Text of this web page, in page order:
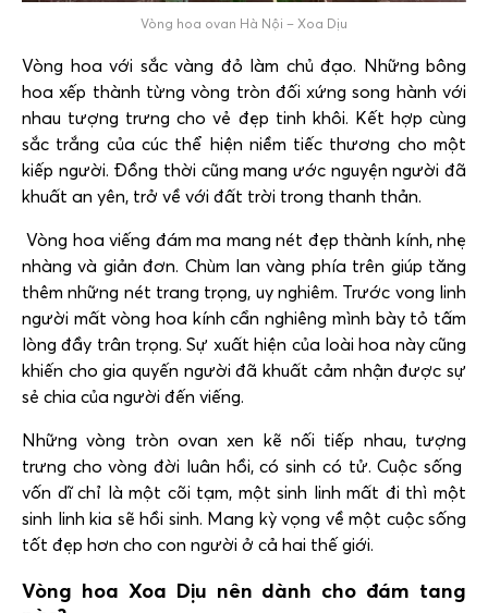
Vòng hoa ovan Hà Nội – Xoa Dịu
Vòng hoa với sắc vàng đỏ làm chủ đạo. Những bông
hoa xếp thành từng vòng tròn đối xứng song hành với
nhau tượng trưng cho vẻ đẹp tinh khôi. Kết hợp cùng
sắc trắng của cúc thể hiện niềm tiếc thương cho một
kiếp người. Đồng thời cũng mang ước nguyện người đã
khuất an yên, trở về với đất trời trong thanh thản.
Vòng hoa viếng đám ma mang nét đẹp thành kính, nhẹ
nhàng và giản đơn. Chùm lan vàng phía trên giúp tăng
thêm những nét trang trọng, uy nghiêm. Trước vong linh
người mất vòng hoa kính cẩn nghiêng mình bày tỏ tấm
lòng đầy trân trọng. Sự xuất hiện của loài hoa này cũng
khiến cho gia quyến người đã khuất cảm nhận được sự
sẻ chia của người đến viếng.
Những vòng tròn ovan xen kẽ nối tiếp nhau, tượng
trưng cho vòng đời luân hồi, có sinh có tử. Cuộc sống
vốn dĩ chỉ là một cõi tạm, một sinh linh mất đi thì một
sinh linh kia sẽ hồi sinh. Mang kỳ vọng về một cuộc sống
tốt đẹp hơn cho con người ở cả hai thế giới.
Vòng hoa Xoa Dịu nên dành cho đám tang